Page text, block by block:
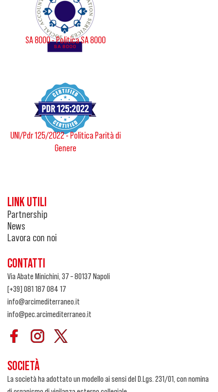
SA 8000 - Politica SA 8000
UNI/Pdr 125/2022 - Politica Parità di
Genere
LINK UTILI
Partnership
News
Lavora con noi
CONTATTI
Via Abate Minichini, 37 – 80137 Napoli
[+39] 081 187 084 17
info@arcimediterraneo.it
info@pec.arcimediterraneo.it
SOCIETÀ
La società ha adottato un modello ai sensi del D.Lgs. 231/01, con nomina